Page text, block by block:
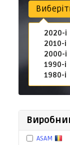
2020-і
2010-і
2000-і
1990-і
1980-і
ASAM